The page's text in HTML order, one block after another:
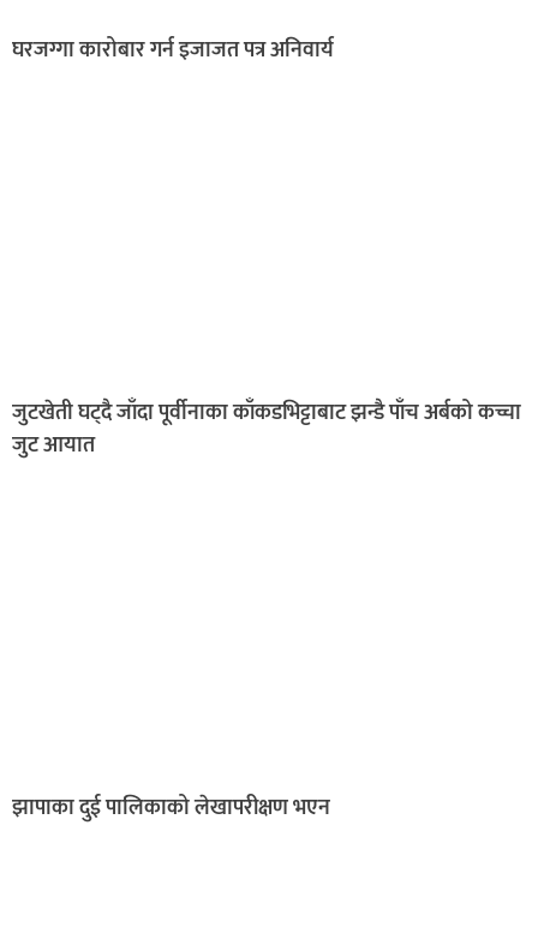
घरजग्गा कारोबार गर्न इजाजत पत्र अनिवार्य
जुटखेती घट्दै जाँदा पूर्वीनाका काँकडभिट्टाबाट झन्डै पाँच अर्बको कच्चा
जुट आयात
झापाका दुई पालिकाको लेखापरीक्षण भएन